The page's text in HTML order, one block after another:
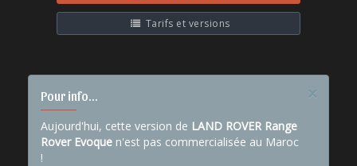
Tarifs et versions
×
Pour info...
Aujourd'hui, cette version de LAND ROVER Range
Rover Evoque n'est pas commercialisée au Maroc
!